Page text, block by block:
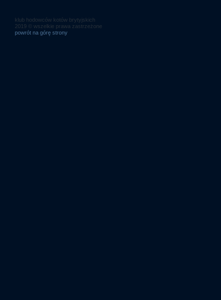
klub hodowców kotów brytyjskich
2019 © wszelkie prawa zastrzeżone
powrót na górę strony